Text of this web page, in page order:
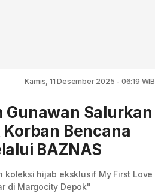
Kamis, 11 Desember 2025 - 06:19 WIB
Gunawan Salurkan
Bencana
BAZNAS
koleksi hijab eksklusif My First Love
di Margocity Depok"